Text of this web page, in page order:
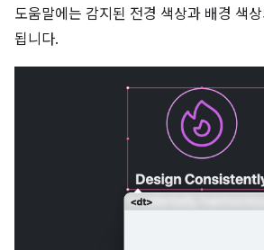
도움말에는 감지된 전경 색상과 배경 색
됩니다.